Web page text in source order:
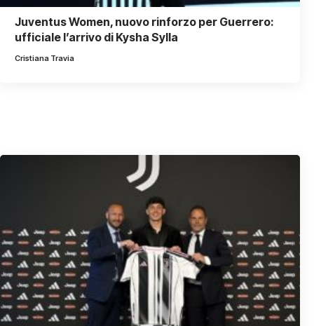
Juventus Women, nuovo rinforzo per Guerrero:
ufficiale l’arrivo di Kysha Sylla
Cristiana Travia